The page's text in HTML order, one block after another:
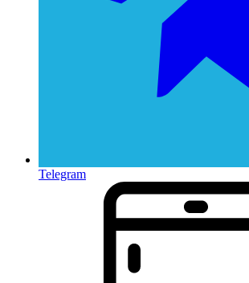
Telegram